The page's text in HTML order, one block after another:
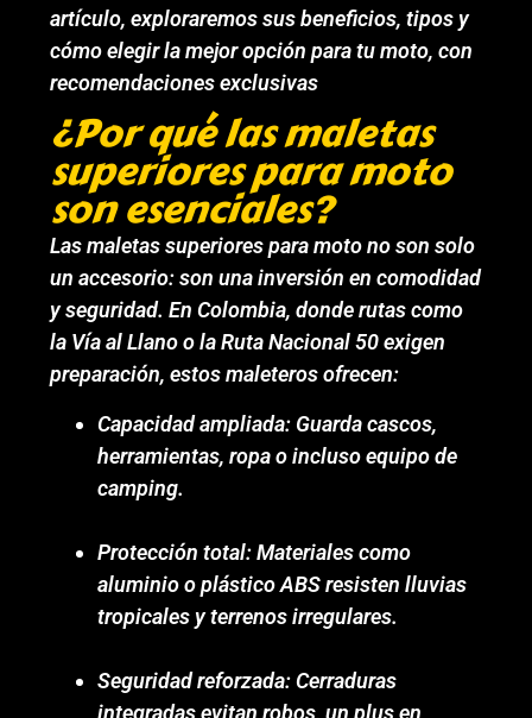
artículo, exploraremos sus beneficios, tipos y
cómo elegir la mejor opción para tu moto, con
recomendaciones exclusivas
¿Por qué las maletas
superiores para moto
son esenciales?
Las maletas superiores para moto no son solo
un accesorio: son una inversión en comodidad
y seguridad. En Colombia, donde rutas como
la Vía al Llano o la Ruta Nacional 50 exigen
preparación, estos maleteros ofrecen:
Capacidad ampliada: Guarda cascos,
herramientas, ropa o incluso equipo de
camping.
Protección total: Materiales como
aluminio o plástico ABS resisten lluvias
tropicales y terrenos irregulares.
Seguridad reforzada: Cerraduras
integradas evitan robos, un plus en